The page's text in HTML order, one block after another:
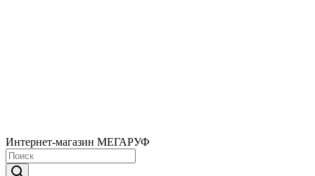
Интернет-магазин МЕГАРУФ